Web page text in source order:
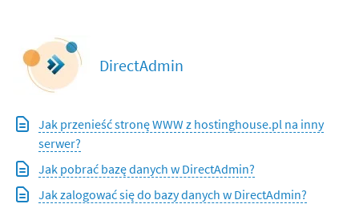
DirectAdmin
Jak przenieść stronę WWW z hostinghouse.pl na inny
serwer?
Jak pobrać bazę danych w DirectAdmin?
Jak zalogować się do bazy danych w DirectAdmin?